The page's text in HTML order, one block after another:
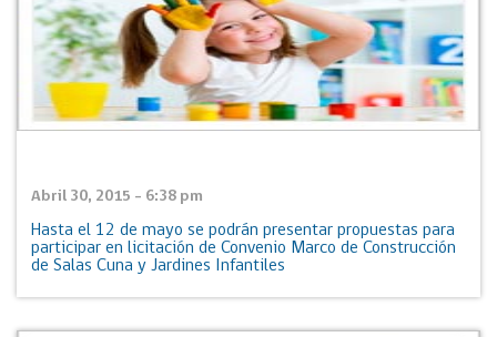
Abril 30, 2015 - 6:38 pm
Hasta el 12 de mayo se podrán presentar propuestas para
participar en licitación de Convenio Marco de Construcción
de Salas Cuna y Jardines Infantiles